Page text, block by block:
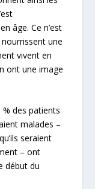
en âge.Ce n’est
une
vivent en
ont une image
des patients
malades –
seraient
– ont
début du